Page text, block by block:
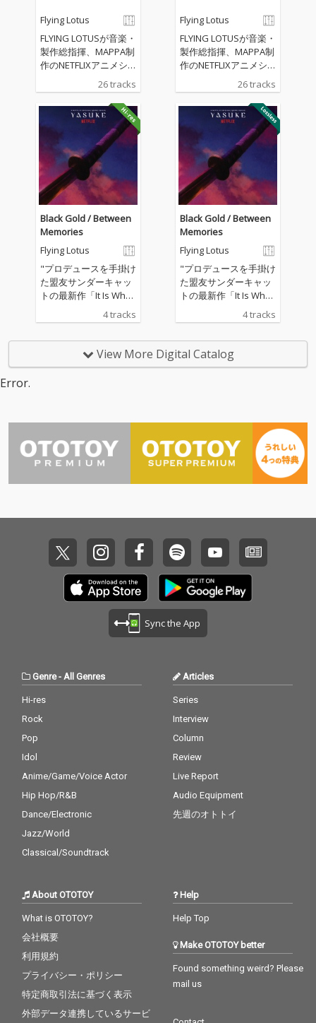
Flying Lotus
FLYING LOTUSが音楽・
製作総指揮、MAPPA制
作のNETFLIXアニメシ
リーズ「YASUKE」オ
リジナルサウンドトラ
ック
26 tracks
Flying Lotus
FLYING LOTUSが音楽・
製作総指揮、MAPPA制
作のNETFLIXアニメシ
リーズ「YASUKE」オ
リジナルサウンドトラ
ック
26 tracks
Black Gold / Between
Memories
Flying Lotus
"プロデュースを手掛け
た盟友サンダーキャッ
トの最新作「It Is What
It Is」がグラミー賞を
受賞したことでも話題
ロータス。 彼が、音楽
と製作総指揮を務めた
ストバージョンがリリ
ース！"
4 tracks
Black Gold / Between
Memories
Flying Lotus
"プロデュースを手掛け
た盟友サンダーキャッ
トの最新作「It Is What
It Is」がグラミー賞を
受賞したことでも話題
ロータス。 彼が、音楽
と製作総指揮を務めた
加した2曲とそのイン
ストバージョンがリリ
ース！"
4 tracks
View More Digital Catalog
Error.
Sync the App
Genre- All Genres
Hi-res
Rock
Pop
Idol
Anime/Game/Voice Actor
Hip Hop/R&B
Dance/Electronic
Jazz/World
Classical/Soundtrack
Articles
Series
Interview
Column
Review
Live Report
Audio Equipment
先週のオトトイ
About OTOTOY
What is OTOTOY?
会社概要
利用規約
プライバシー・ポリシー
特定商取引法に基づく表示
外部データ連携しているサービ
Help
Help Top
Make OTOTOY better
Found something weird? Please
mail us